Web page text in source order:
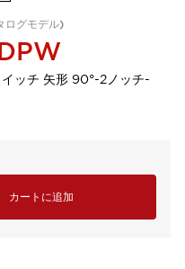
グモデル)
ッチ 矢形 90°-2ノッチ-
カートに追加